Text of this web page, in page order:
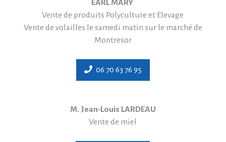
EARL MARY
Vente de produits Polyculture et Elevage
Vente de volailles le samedi matin sur le marché de
Montresor
06 70 63 76 95
M. Jean-Louis LARDEAU
Vente de miel